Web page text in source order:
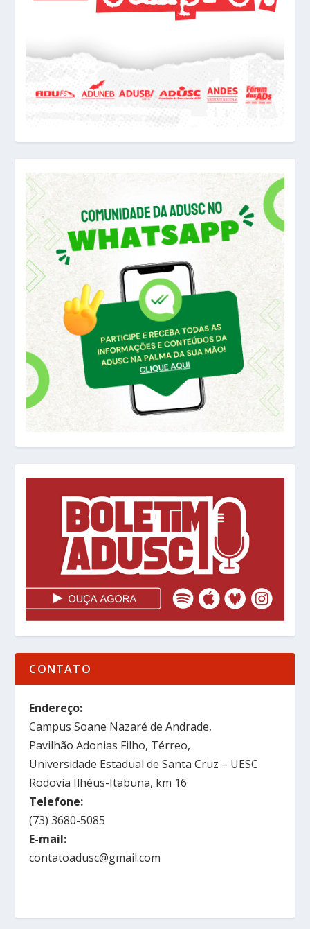
CONTATO
Endereço:
Campus Soane Nazaré de Andrade,
Pavilhão Adonias Filho, Térreo,
Universidade Estadual de Santa Cruz – UESC
Rodovia Ilhéus-Itabuna, km 16
Telefone:
(73) 3680-5085
E-mail:
contatoadusc@gmail.com